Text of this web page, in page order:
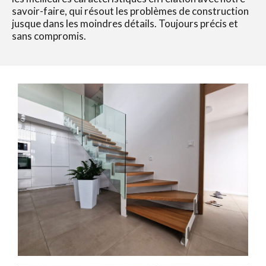
savoir-faire, qui résout les problèmes de construction
jusque dans les moindres détails. Toujours précis et
sans compromis.